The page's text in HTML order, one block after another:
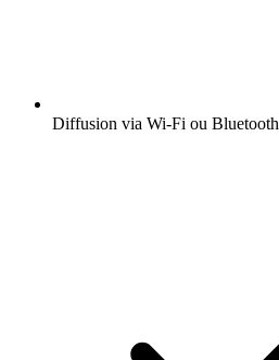
Diffusion via Wi-Fi ou Bluetooth